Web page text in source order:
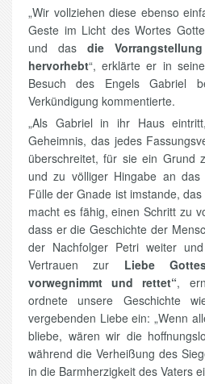
„Wir vollziehen diese ebenso
Geste im Licht des Wortes
und das die
hervorhebt“, erklärte er in
Besuch des Engels Gabriel
Verkündigung kommentierte.
„Als Gabriel in ihr Haus
Geheimnis, das jedes
überschreitet, für sie ein Grund
und zu völliger Hingabe an
Fülle der Gnade ist imstande,
macht es fähig, einen Schritt zu
dass er die Geschichte der
der Nachfolger Petri weiter
Vertrauen zur Liebe
vorwegnimmt und rettet“,
ordnete unsere Geschichte
vergebenden Liebe ein: „Wenn
bliebe, wären wir die
während die Verheißung des
in die Barmherzigkeit des Vaters